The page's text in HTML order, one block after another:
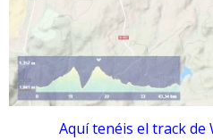
Aquí tenéis el track de